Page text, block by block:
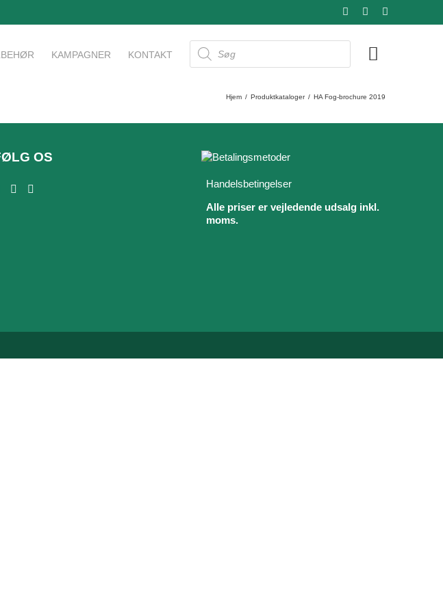
FacebookLinkedIn
KAMPAGNER KONTAKT
Products
search
Hjem / Produktkataloger / HA Fog-brochure 2019
OS
Handelsbetingelser
Alle priser er vejledende udsalg inkl.
moms.